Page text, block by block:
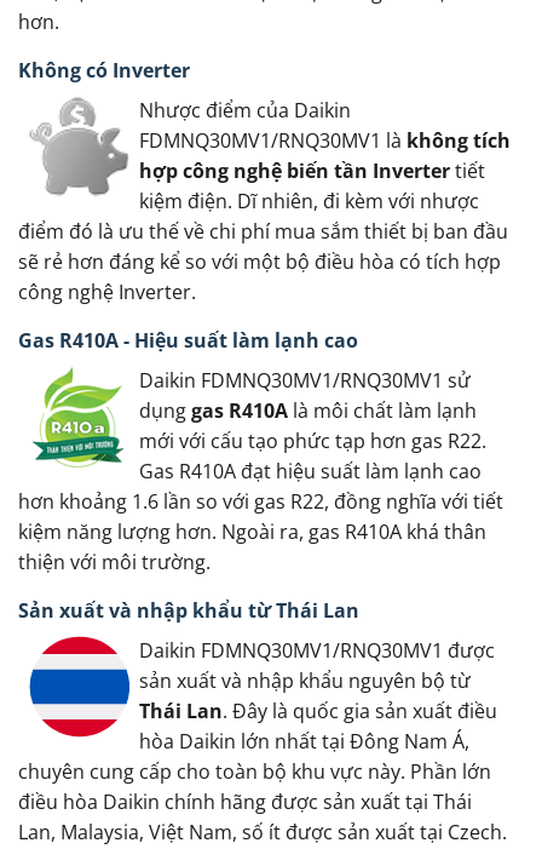
hơn.
Không có Inverter
Nhược điểm của Daikin
FDMNQ30MV1/RNQ30MV1 là không tích
hợp công nghệ biến tần Invertertiết
kiệm điện. Dĩ nhiên, đi kèm với nhược
điểm đó là ưu thế về chi phí mua sắm thiết bị ban đầu
sẽ rẻ hơn đáng kể so với một bộ điều hòa có tích hợp
công nghệ Inverter.
Gas R410A - Hiệu suất làm lạnh cao
Daikin FDMNQ30MV1/RNQ30MV1 sử
dụnggas R410A là môi chất làm lạnh
mới với cấu tạo phức tạp hơn gas R22.
Gas R410A đạt hiệu suất làm lạnh cao
hơn khoảng 1.6 lần so với gas R22, đồng nghĩa với tiết
kiệm năng lượng hơn. Ngoài ra, gas R410A khá thân
thiện với môi trường.
Sản xuất và nhập khẩu từ Thái Lan
Daikin FDMNQ30MV1/RNQ30MV1 được
sản xuất và nhập khẩu nguyên bộ từ
Thái Lan. Đây là quốc gia sản xuất điều
hòa Daikin lớn nhất tại Đông Nam Á,
chuyên cung cấp cho toàn bộ khu vực này. Phần lớn
điều hòa Daikin chính hãng được sản xuất tại Thái
Lan, Malaysia, Việt Nam, số ít được sản xuất tại Czech.